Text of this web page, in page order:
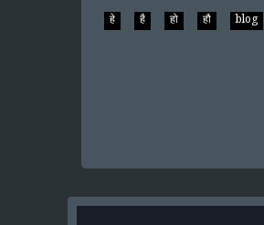
हे है हो हौ blog